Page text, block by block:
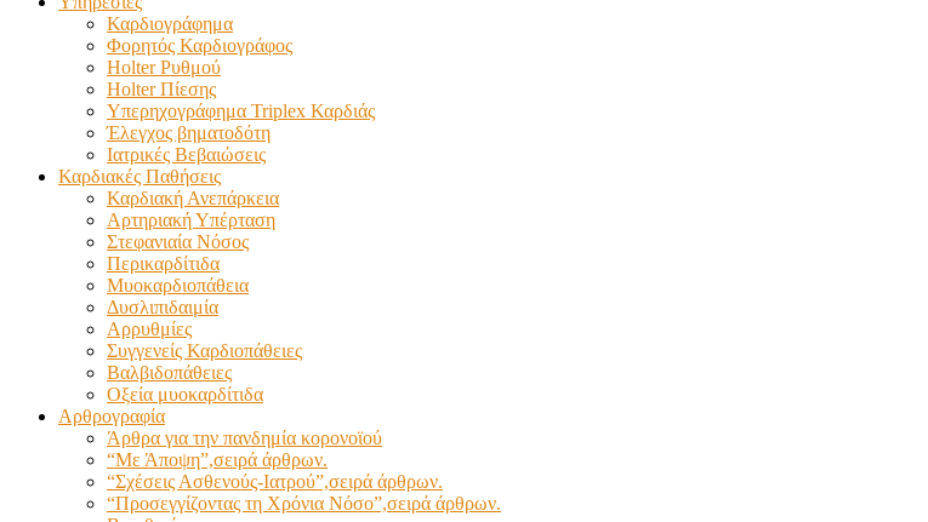
Καρδιογράφημα
Φορητός Καρδιογράφος
Holter Ρυθμού
Holter Πίεσης
Υπερηχογράφημα Triplex Καρδιάς
Έλεγχος βηματοδότη
Ιατρικές Βεβαιώσεις
Καρδιακές Παθήσεις
Καρδιακή Ανεπάρκεια
Αρτηριακή Υπέρταση
Στεφανιαία Νόσος
Περικαρδίτιδα
Μυοκαρδιοπάθεια
Δυσλιπιδαιμία
Αρρυθμίες
Συγγενείς Καρδιοπάθειες
Βαλβιδοπάθειες
Οξεία μυοκαρδίτιδα
Αρθρογραφία
Άρθρα για την πανδημία κορονοϊού
“Με Άποψη”,σειρά άρθρων.
“Σχέσεις Ασθενούς-Ιατρού”,σειρά άρθρων.
“Προσεγγίζοντας τη Χρόνια Νόσο”,σειρά άρθρων.